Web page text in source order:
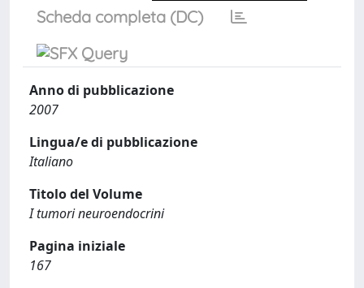
Scheda completa (DC)
Anno di pubblicazione
2007
Lingua/e di pubblicazione
Italiano
Titolo del Volume
I tumori neuroendocrini
Pagina iniziale
167